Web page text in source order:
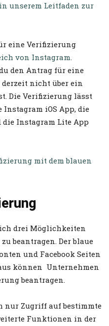
unserem Leitfaden zur
eine Verifizierung
von Instagram.
den Antrag für eine
nicht über ein
Die Verifizierung lässt
iOS App, die
Instagram Lite App
mit dem blauen
drei Möglichkeiten
beantragen. Der blaue
und Facebook Seiten
können Unternehmen
beantragen.
nur Zugriff auf bestimmte
Funktionen in der